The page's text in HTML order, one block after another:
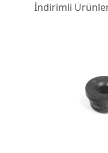
İndirimli